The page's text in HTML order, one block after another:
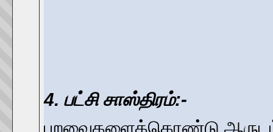
4. பட்சி சாஸ்திரம்:-
பறவைகளைக்கொண்டு ஆருடம்